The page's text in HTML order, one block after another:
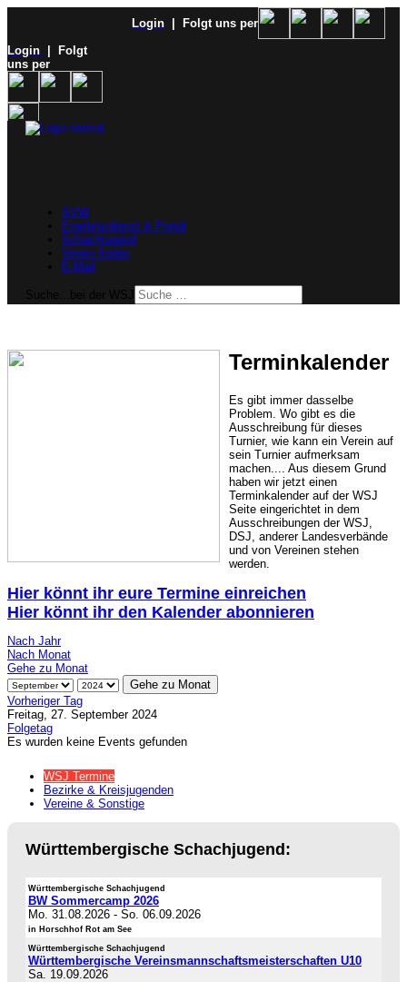
Login
| Folgt uns per
Login
| Folgt
uns per
SVW
Ergebnisdienst & Portal
Schachjugend
Verein finden
E-Mail
Terminkalender
Es gibt immer dasselbe
Problem. Wo gibt es die
Ausschreibung für dieses
Turnier, wie kann ein Verein auf
sein Turnier aufmerksam
machen.... Aus diesem Grund
haben wir jetzt einen
Terminkalender auf der WSJ
Seite eingerichtet in dem
Ausschreibungen der WSJ,
DSJ, anderer Landesverbände
und von Vereinen stehen
werden.
Hier könnt ihr eure Termine einreichen
Hier könnt ihr den Kalender abonnieren
Nach Jahr
Nach Monat
Gehe zu Monat
Gehe zu Monat
Vorheriger Tag
Freitag, 27. September 2024
Folgetag
Es wurden keine Events gefunden
WSJ Termine
Bezirke & Kreisjugenden
Vereine & Sonstige
Württembergische Schachjugend:
Württembergische Schachjugend
BW Sommercamp 2026
Mo. 31.08.2026 - So. 06.09.2026
in Horschhof Rot am See
Württembergische Schachjugend
Württembergische Vereinsmannschaftsmeisterschaften U10
Sa. 19.09.2026